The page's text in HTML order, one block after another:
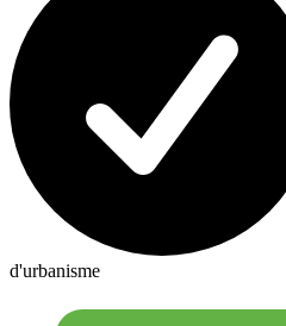
d'urbanisme